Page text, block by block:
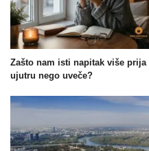
Zašto nam isti napitak više prija
ujutru nego uveče?